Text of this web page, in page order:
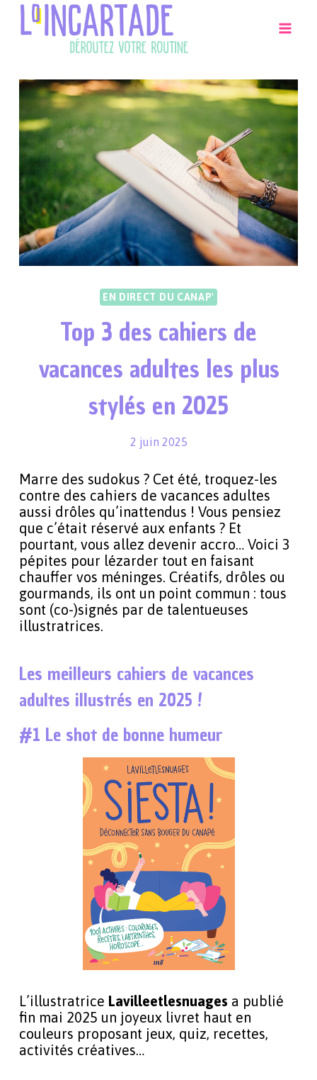
Aller
contenu
EN DIRECT DU CANAP'
Top 3 des cahiers de
vacances adultes les plus
stylés en 2025
2 juin 2025
Marre des sudokus ? Cet été, troquez-les
contre des cahiers de vacances adultes
aussi drôles qu’inattendus ! Vous pensiez
que c’était réservé aux enfants ? Et
pourtant, vous allez devenir accro… Voici 3
pépites pour lézarder tout en faisant
chauffer vos méninges. Créatifs, drôles ou
gourmands, ils ont un point commun : tous
sont (co-)signés par de talentueuses
illustratrices.
Les meilleurs cahiers de vacances
adultes illustrés en 2025 !
#1 Le shot de bonne humeur
L’illustratrice Lavilleetlesnuages a publié
fin mai 2025 un joyeux livret haut en
couleurs proposant jeux, quiz, recettes,
activités créatives…